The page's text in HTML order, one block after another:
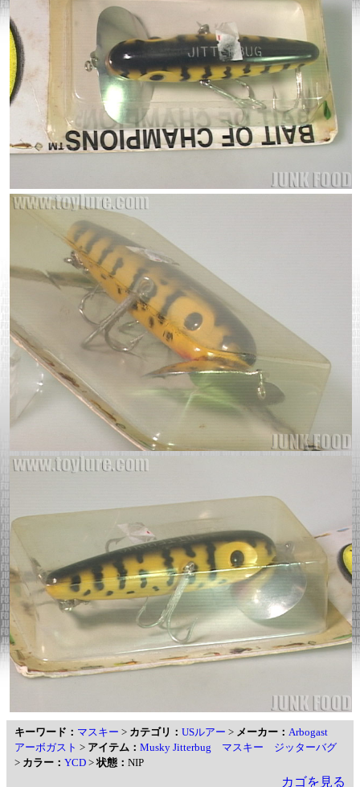
キーワード： マスキー > カテゴリ： USルアー > メーカー： Arbogast
アーボガスト > アイテム： Musky Jitterbug マスキー ジッターバグ
> カラー： YCD >状態： NIP
カゴを見る